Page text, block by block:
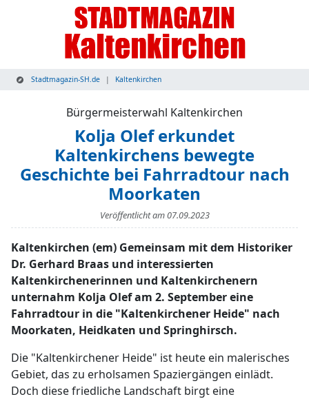
Stadtmagazin-SH.de Kaltenkirchen
Bürgermeisterwahl Kaltenkirchen
Kolja Olef erkundet
Kaltenkirchens bewegte
Geschichte bei Fahrradtour nach
Moorkaten
Veröffentlicht am07.09.2023
Kaltenkirchen (em) Gemeinsam mit dem Historiker
Dr. Gerhard Braas und interessierten
Kaltenkirchenerinnen und Kaltenkirchenern
unternahm Kolja Olef am 2. September eine
Fahrradtour in die "Kaltenkirchener Heide" nach
Moorkaten, Heidkaten und Springhirsch.
Die "Kaltenkirchener Heide" ist heute ein malerisches
Gebiet, das zu erholsamen Spaziergängen einlädt.
Doch diese friedliche Landschaft birgt eine